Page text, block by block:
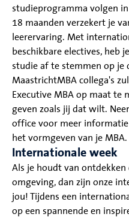
studieprogramma volgen
18 maanden verzekert je
leerervaring. Met
beschikbare electives, heb
studie af te stemmen op je
MaastrichtMBA collega's
Executive MBA op maat te
geven zoals jij dat wilt.
office voor meer
het vormgeven van je MBA.
Internationale week
Als je houdt van
omgeving, dan zijn onze
jou! Tijdens een
op een spannende en